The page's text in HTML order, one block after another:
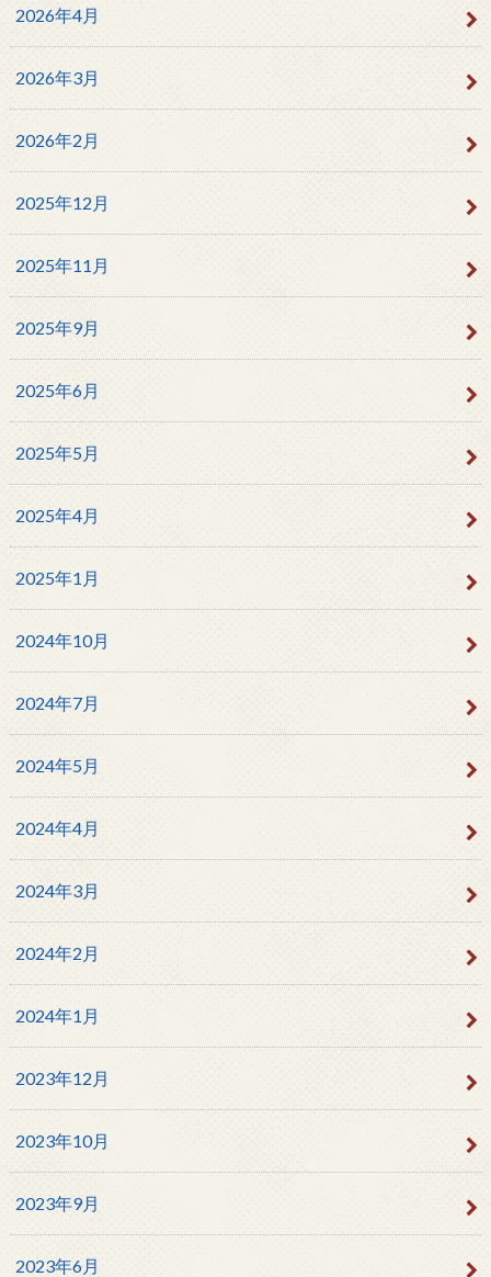
2026年4月
2026年3月
2026年2月
2025年12月
2025年11月
2025年9月
2025年6月
2025年5月
2025年4月
2025年1月
2024年10月
2024年7月
2024年5月
2024年4月
2024年3月
2024年2月
2024年1月
2023年12月
2023年10月
2023年9月
2023年6月